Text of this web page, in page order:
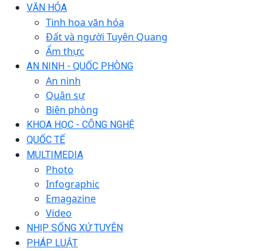
VĂN HÓA
Tinh hoa văn hóa
Đất và người Tuyên Quang
Ẩm thực
AN NINH - QUỐC PHÒNG
An ninh
Quân sự
Biên phòng
KHOA HỌC - CÔNG NGHỆ
QUỐC TẾ
MULTIMEDIA
Photo
Infographic
Emagazine
Video
NHỊP SỐNG XỨ TUYÊN
PHÁP LUẬT